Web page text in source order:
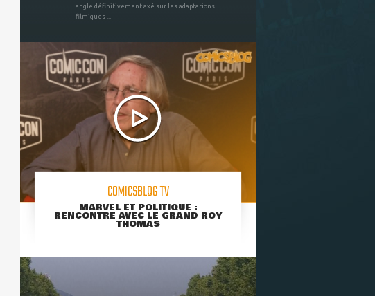
angle définitivement axé sur les adaptations
filmiques ...
COMICSBLOG TV
MARVEL ET POLITIQUE :
RENCONTRE AVEC LE GRAND ROY
THOMAS